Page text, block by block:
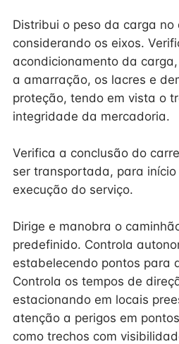
Distribui o peso da carga no
considerando os eixos.
acondicionamento da
a amarração, os lacres e
proteção, tendo em vista o
integridade da mercadoria.
Verifica a conclusão do
ser transportada, para
execução do serviço.
Dirige e manobra o
predefinido. Controla
estabelecendo pontos para
Controla os tempos de
estacionando em locais
atenção a perigos em
como trechos com